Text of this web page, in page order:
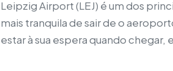
Leipzig Airport (LEJ) é um dos
mais tranquila de sair de o
estar à sua espera quando